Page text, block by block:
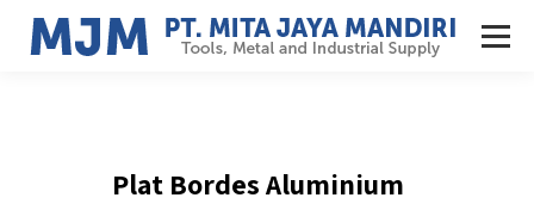
Plat Bordes Aluminium